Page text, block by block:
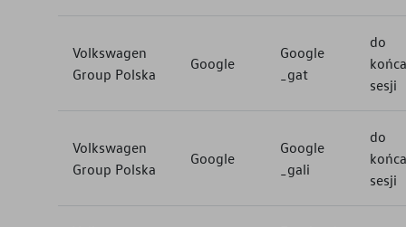
Volkswagen
Group Polska
Google
Google
_gat
do
końca
sesji
Volkswagen
Group Polska
Google
Google
_gali
do
końca
sesji